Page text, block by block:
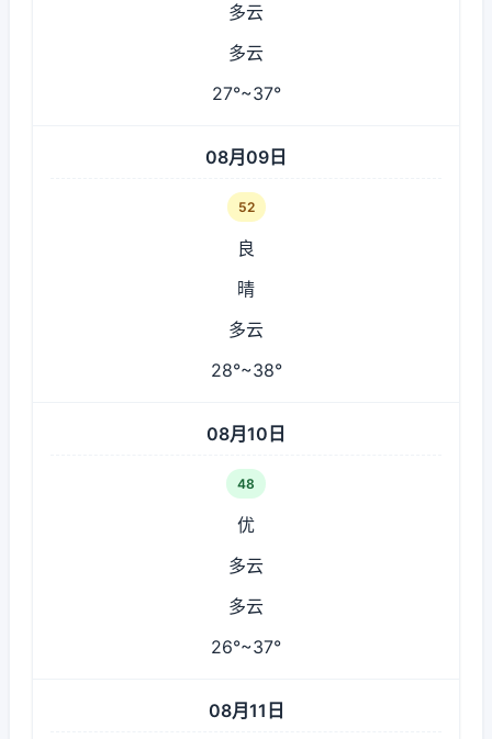
多云
多云
27°~37°
08月09日
52
良
晴
多云
28°~38°
08月10日
48
优
多云
多云
26°~37°
08月11日